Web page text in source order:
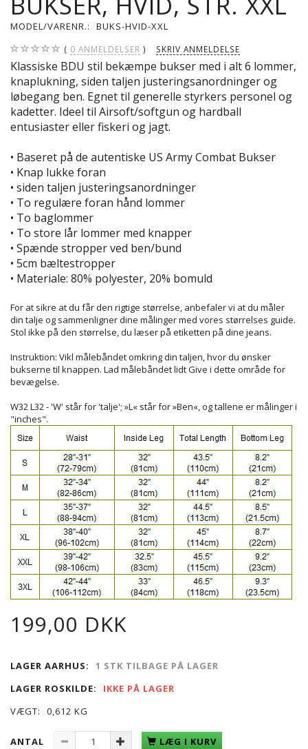
MODEL/VARENR.: BUKS-HVID-XXL
0 ANMELDELSER SKRIV ANMELDELSE
Klassiske BDU stil bekæmpe bukser med i alt 6 lommer,
knaplukning, siden taljen justeringsanordninger og
løbegang ben. Egnet til generelle styrkers personel og
kadetter. Ideel til Airsoft/softgun og hardball
entusiaster eller fiskeri og jagt.
• Baseret på de autentiske US Army Combat Bukser
• Knap lukke foran
• siden taljen justeringsanordninger
• To regulære foran hånd lommer
• To baglommer
• To store lår lommer med knapper
• Spænde stropper ved ben/bund
• 5cm bæltestropper
• Materiale: 80% polyester, 20% bomuld
For at sikre at du får den rigtige størrelse, anbefaler vi at du måler
din talje og sammenligner dine målinger med vores størrelses guide.
Stol ikke på den størrelse, du læser på etiketten på dine jeans.
Instruktion: Vikl målebåndet omkring din taljen, hvor du ønsker
bukserne til knappen. Lad målebåndet lidt Give i dette område for
bevægelse.
W32 L32 - 'W' står for 'talje'; »L« står for »Ben«, og tallene er målinger i
"inches".
199,00 DKK
LAGER AARHUS:
1 STK TILBAGE PÅ LAGER
LAGER ROSKILDE:
IKKE PÅ LAGER
VÆGT:
0,612 KG
ANTAL LÆG I KURV